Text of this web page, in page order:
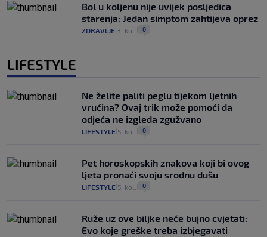
Bol u koljenu nije uvijek posljedica
starenja: Jedan simptom zahtijeva oprez
ZDRAVLJE 3. kol. 0
LIFESTYLE
Ne želite paliti peglu tijekom ljetnih
vrućina? Ovaj trik može pomoći da
odjeća ne izgleda zgužvano
LIFESTYLE 5. kol. 0
Pet horoskopskih znakova koji bi ovog
ljeta pronaći svoju srodnu dušu
LIFESTYLE 5. kol. 0
Ruže uz ove biljke neće bujno cvjetati:
Evo koje greške treba izbjegavati